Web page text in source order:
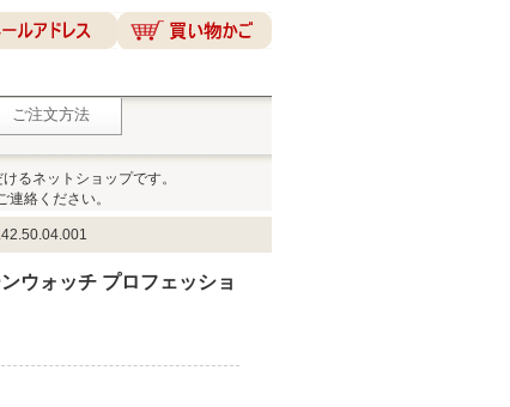
ご注文方法
るネットショップです。
絡ください。
ウォッチ プロフェッショ